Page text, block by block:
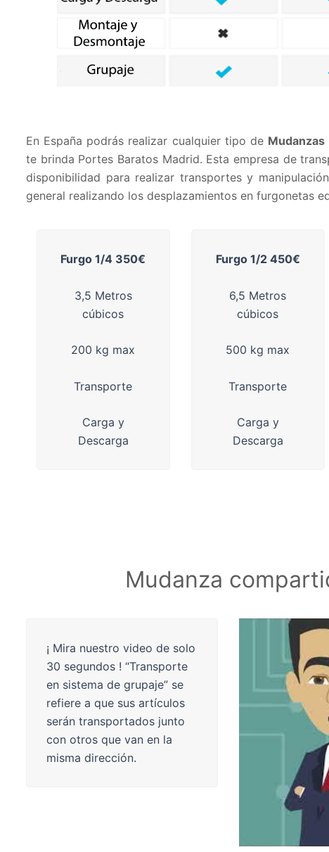
En España podrás realizar cualquier tipo de
te brinda Portes Baratos Madrid. Esta empresa de
disponibilidad para realizar transportes y
general realizando los desplazamientos en furgonetas
Furgo 1/4 350€
3,5 Metros
cúbicos
200 kg max
Transporte
Carga y
Descarga
Furgo 1/2 450€
6,5 Metros
cúbicos
500 kg max
Transporte
Carga y
Descarga
Mudanza
¡ Mira nuestro video de solo
30 segundos ! “Transporte
en sistema de grupaje” se
refiere a que sus artículos
serán transportados junto
con otros que van en la
misma dirección.